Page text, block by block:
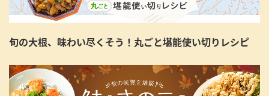
旬の大根、味わい尽くそう！丸ごと堪能使い切りレシピ